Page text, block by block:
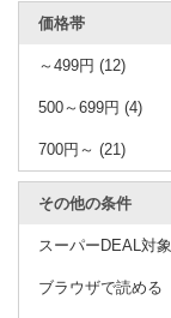
価格帯
～499円 (12)
500～699円 (4)
700円～ (21)
その他の条件
スーパーDEAL対象
ブラウザで読める